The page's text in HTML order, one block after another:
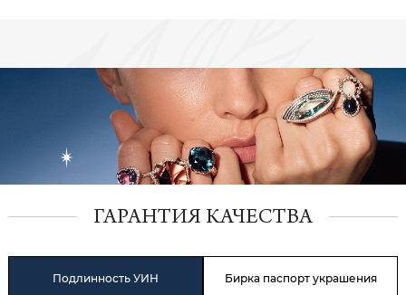
ГАРАНТИЯ КАЧЕСТВА
Подлинность УИН Бирка паспорт украшения